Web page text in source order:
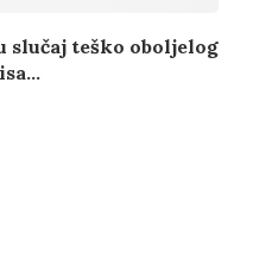
slučaj teško oboljelog